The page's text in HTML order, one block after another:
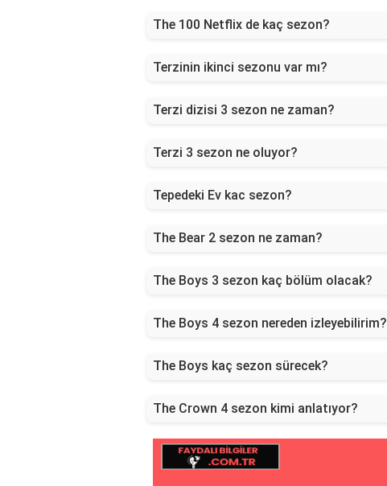
The 100 Netflix de kaç sezon?
Terzinin ikinci sezonu var mı?
Terzi dizisi 3 sezon ne zaman?
Terzi 3 sezon ne oluyor?
Tepedeki Ev kac sezon?
The Bear 2 sezon ne zaman?
The Boys 3 sezon kaç bölüm olacak?
The Boys 4 sezon nereden izleyebilirim?
The Boys kaç sezon sürecek?
The Crown 4 sezon kimi anlatıyor?